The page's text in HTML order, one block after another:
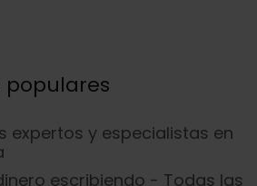
populares
expertos y especialistas en
escribiendo - Todas las